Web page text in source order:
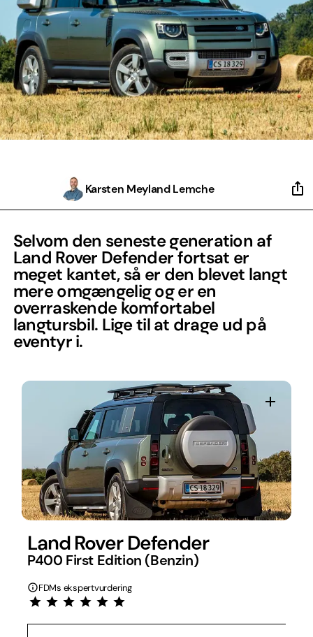
Karsten Meyland Lemche
Selvom den seneste generation af
Land Rover Defender fortsat er
meget kantet, så er den blevet langt
mere omgængelig og er en
overraskende komfortabel
langtursbil. Lige til at drage ud på
eventyr i.
Land Rover Defender
P400 First Edition (Benzin)
FDMs ekspertvurdering